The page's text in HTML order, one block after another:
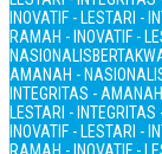
INOVATIF - LESTARI -
RAMAH - INOVATIF -
NASIONALIS
AMANAH -
INTEGRITAS -
LESTARI -
INOVATIF - LESTARI -